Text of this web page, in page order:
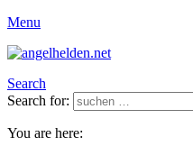
Menu
Search
Search for:
You are here: